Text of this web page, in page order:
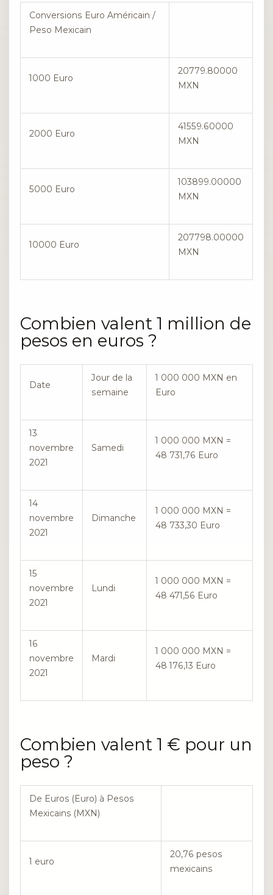
Conversions Euro Américain /
Peso Mexicain
1000 Euro
20779.80000
MXN
2000 Euro
41559.60000
MXN
5000 Euro
103899.00000
MXN
10000 Euro
207798.00000
MXN
Combien valent 1 million de
pesos en euros ?
Date
Jour de la
semaine
1 000 000 MXN en
Euro
13
novembre
2021
Samedi
1 000 000 MXN =
48 731,76 Euro
14
novembre
2021
Dimanche
1 000 000 MXN =
48 733,30 Euro
15
novembre
2021
Lundi
1 000 000 MXN =
48 471,56 Euro
16
novembre
2021
Mardi
1 000 000 MXN =
48 176,13 Euro
Combien valent 1 € pour un
peso ?
De Euros (Euro) à Pesos
Mexicains (MXN)
1 euro
20,76 pesos
mexicains